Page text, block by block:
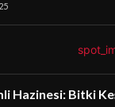
Hazinesi: Bitki